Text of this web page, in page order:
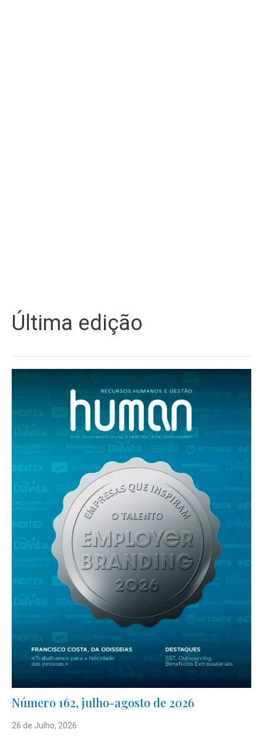
Última edição
Número 162, julho-agosto de 2026
26 de Julho, 2026